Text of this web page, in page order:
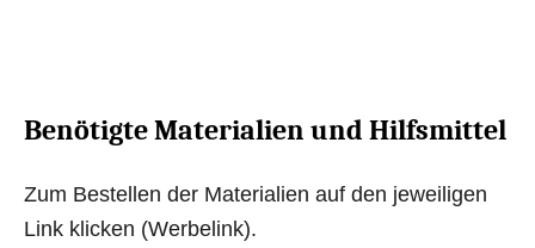
Benötigte Materialien und Hilfsmittel
Zum Bestellen der Materialien auf den jeweiligen
Link klicken (Werbelink).